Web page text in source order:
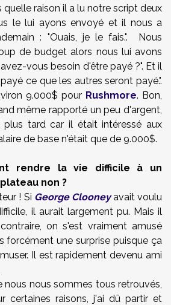
quelle raison il a lu notre script deux
le lui ayons envoyé et il nous a
: "Ouais, je le fais.". Nous
de budget alors nous lui avons
vous besoin d'être payé ?". Et il
ce que les autres seront payé.".
9.000$ pour Rushmore. Bon,
même rapporté un peu d'argent,
tard car il était intéressé aux
de base n'était que de 9.000$.
rendre la vie difficile à un
non ?
! Si George Clooneyavait voulu
il aurait largement pu. Mais il
on s'est vraiment amusé
forcément une surprise puisque ça
Il est rapidement devenu ami
nous nous sommes tous retrouvés,
certaines raisons, j'ai dû partir et